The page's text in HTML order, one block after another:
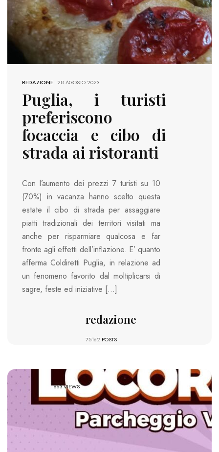
REDAZIONE-28 AGOSTO 2023
Puglia, i turisti
preferiscono
focaccia e cibo di
strada ai ristoranti
Con l’aumento dei prezzi 7 turisti su 10
(70%) in vacanza hanno scelto questa
estate il cibo di strada per assaggiare
piatti tradizionali dei territori visitati ma
anche per risparmiare qualcosa e far
fronte agli effetti dell’inflazione. E’ quanto
afferma Coldiretti Puglia, in relazione ad
un fenomeno favorito dal moltiplicarsi di
sagre, feste ed iniziative […]
redazione
75162 POSTS
863 VIEWS